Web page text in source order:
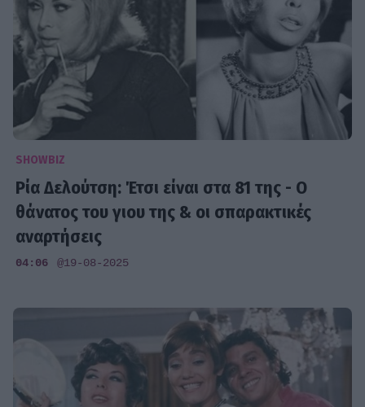
SHOWBIZ
Ρία Δελούτση: Έτσι είναι στα 81 της - Ο
θάνατος του γιου της & οι σπαρακτικές
αναρτήσεις
04:06 @19-08-2025